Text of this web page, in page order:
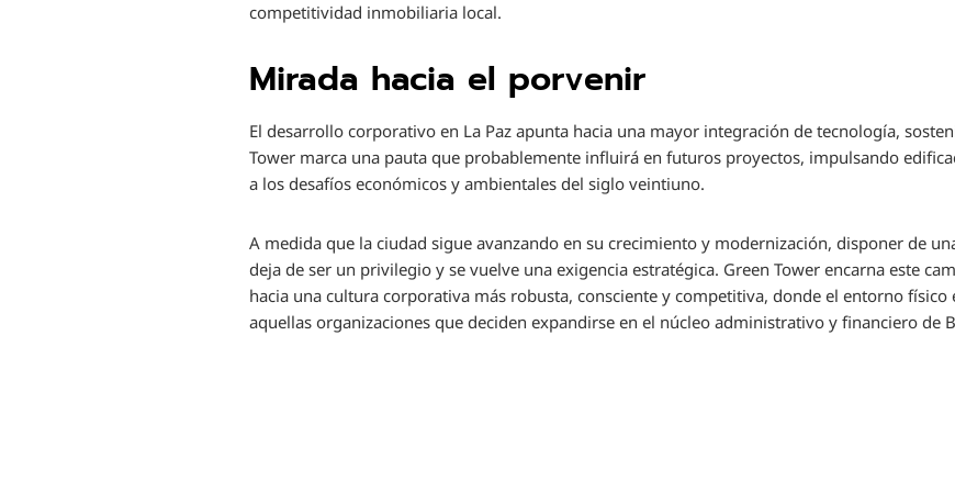
competitividad inmobiliaria local.
Mirada hacia el porvenir
El desarrollo corporativo en La Paz apunta hacia una mayor integración de tecnología,
Tower marca una pauta que probablemente influirá en futuros proyectos, impulsando
a los desafíos económicos y ambientales del siglo veintiuno.
A medida que la ciudad sigue avanzando en su crecimiento y modernización, disponer de
deja de ser un privilegio y se vuelve una exigencia estratégica. Green Tower encarna este
hacia una cultura corporativa más robusta, consciente y competitiva, donde el entorno
aquellas organizaciones que deciden expandirse en el núcleo administrativo y financiero de